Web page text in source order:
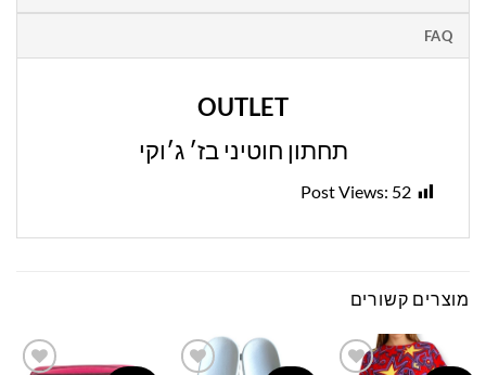
FAQ
OUTLET
תחתון חוטיני בז׳ ג׳וקי
Post Views: 52
מוצרים קשורים